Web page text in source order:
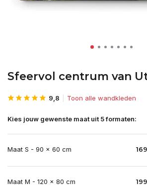
Sfeervol centrum van
9,8 Toon alle wandkleden
Kies jouw gewenste maat uit 5 formaten:
Maat S - 90 x 60 cm
Maat M - 120 x 80 cm